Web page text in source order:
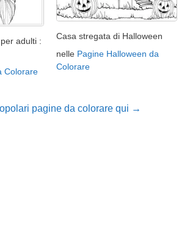
adulti :
Colorare
Casa stregata di Halloween
nelle Pagine Halloween da
Colorare
pagine da colorare qui →